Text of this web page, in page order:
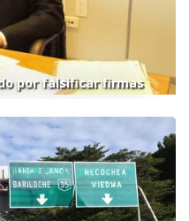
por falsificar firmas